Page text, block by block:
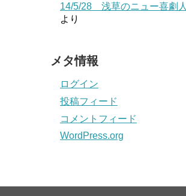
14/5/28 浅草のニュー喜劇人
より
メタ情報
ログイン
投稿フィード
コメントフィード
WordPress.org